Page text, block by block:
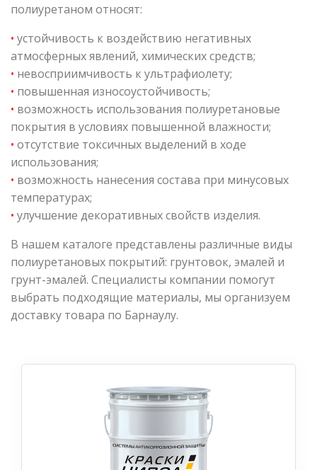
полиуретаном относят:
• устойчивость к воздействию негативных
атмосферных явлений, химических средств;
• невосприимчивость к ультрафиолету;
• повышенная износоустойчивость;
• возможность использования полиуретановые
покрытия в условиях повышенной влажности;
• отсутствие токсичных выделений в ходе
использования;
• возможность нанесения состава при минусовых
температурах;
• улучшение декоративных свойств изделия.
В нашем каталоге представлены различные виды
полиуретановых покрытий: грунтовок, эмалей и
грунт-эмалей. Специалисты компании помогут
выбрать подходящие материалы, мы организуем
доставку товара по Барнаулу.